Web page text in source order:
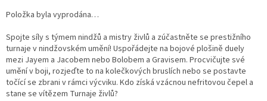
Položka byla vyprodána…
Spojte síly s týmem nindžů a mistry živlů a zúčastněte se prestižního
turnaje v nindžovském umění! Uspořádejte na bojové plošině duely
mezi Jayem a Jacobem nebo Bolobem a Gravisem. Procvičujte své
umění v boji, rozjeďte to na kolečkových bruslích nebo se postavte
točící se zbrani v rámci výcviku. Kdo získá vzácnou nefritovou čepel a
stane se vítězem Turnaje živlů?